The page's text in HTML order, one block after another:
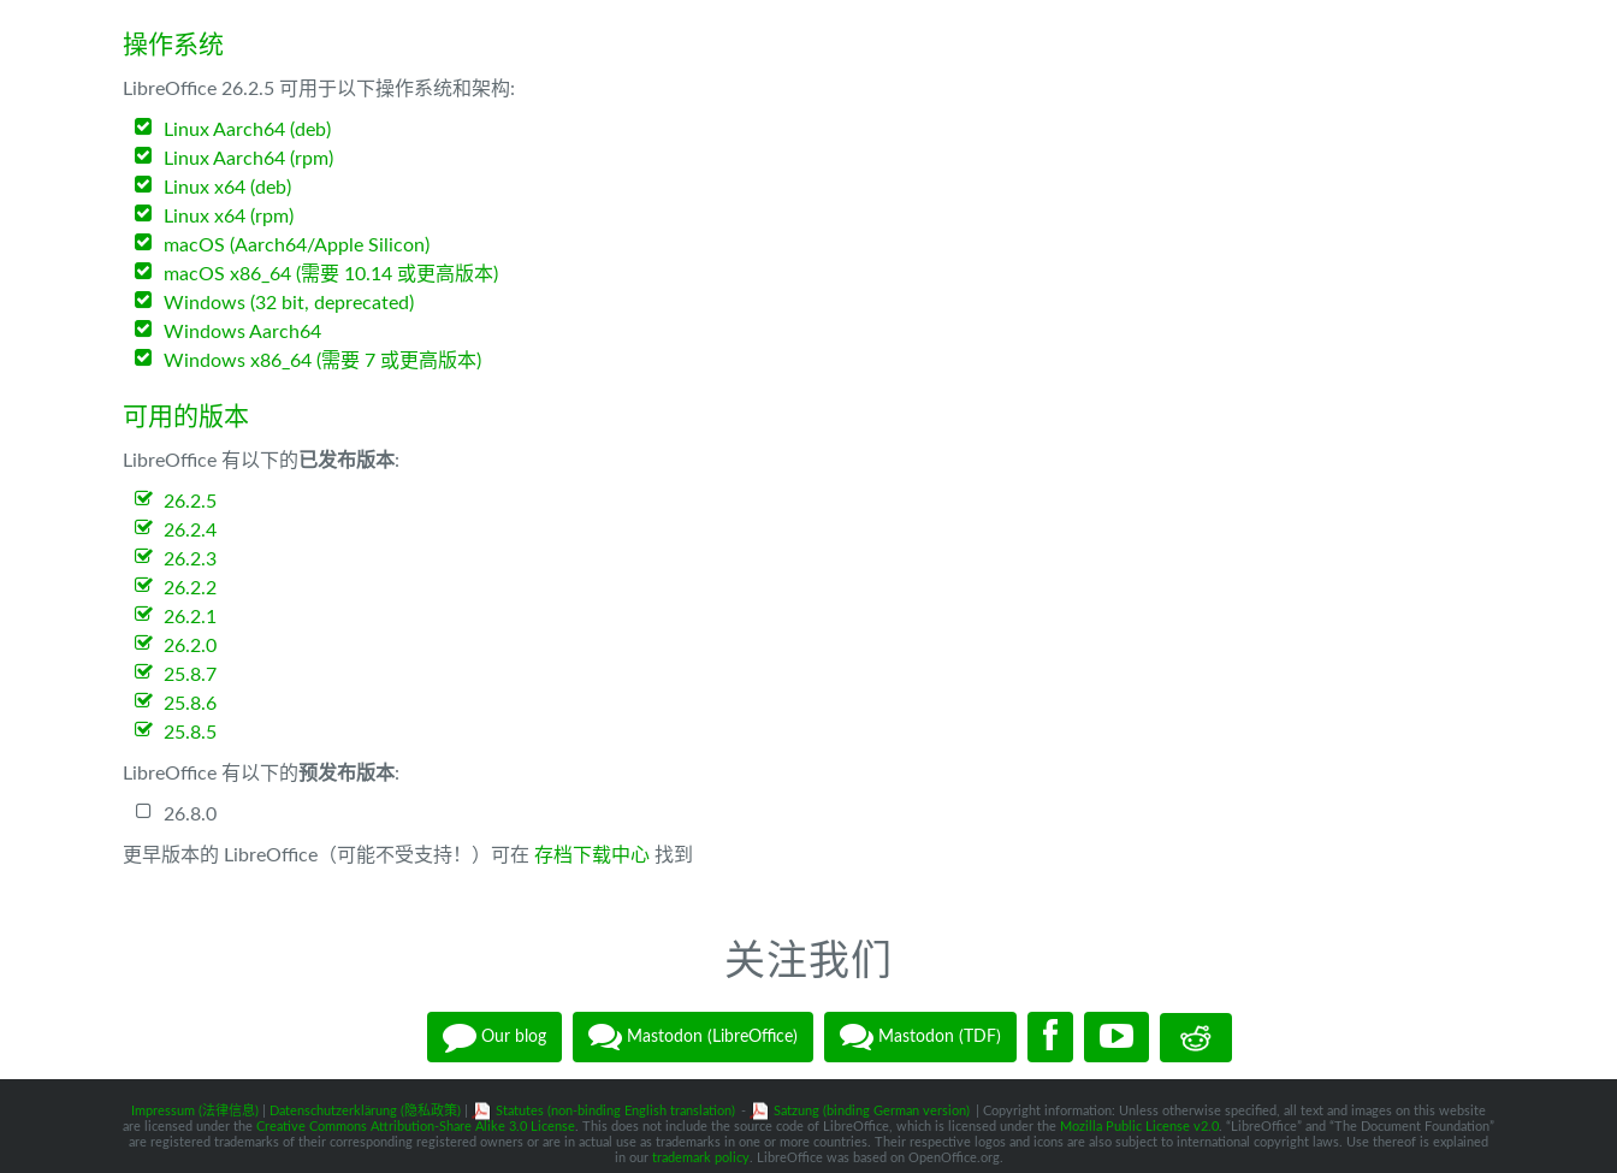
操作系统
LibreOffice 26.2.5 可用于以下操作系统和架构:
Linux Aarch64 (deb)
Linux Aarch64 (rpm)
Linux x64 (deb)
Linux x64 (rpm)
macOS (Aarch64/Apple Silicon)
macOS x86_64 (需要 10.14 或更高版本)
Windows (32 bit, deprecated)
Windows Aarch64
Windows x86_64 (需要 7 或更高版本)
可用的版本
LibreOffice 有以下的已发布版本:
26.2.5
26.2.4
26.2.3
26.2.2
26.2.1
26.2.0
25.8.7
25.8.6
25.8.5
LibreOffice 有以下的预发布版本:
26.8.0
更早版本的 LibreOffice（可能不受支持！）可在 存档下载中心 找到
关注我们
Our blog Mastodon (LibreOffice) Mastodon (TDF)
Impressum (法律信息) Datenschutzerklärung (隐私政策) Statutes (non-binding English translation) - Satzung (binding German version)
| Copyright information: Unless otherwise specified, all text and images on this website
are licensed under the Creative Commons Attribution-Share Alike 3.0 License . This does not include the source code of LibreOffice, which is licensed under the Mozilla Public License v2.0 . “LibreOffice” and “The Document Foundation”
are registered trademarks of their corresponding registered owners or are in actual use as trademarks in one or more countries. Their respective logos and icons are also subject to international copyright laws. Use thereof is explained
in our trademark policy. LibreOffice was based on OpenOffice.org.